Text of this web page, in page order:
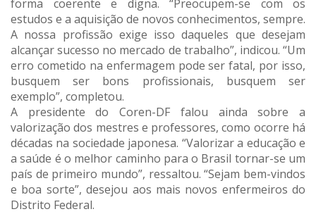
forma coerente e digna. “Preocupem-se com os
estudos e a aquisição de novos conhecimentos, sempre.
A nossa profissão exige isso daqueles que desejam
alcançar sucesso no mercado de trabalho”, indicou. “Um
erro cometido na enfermagem pode ser fatal, por isso,
busquem ser bons profissionais, busquem ser
exemplo”, completou.
A presidente do Coren-DF falou ainda sobre a
valorização dos mestres e professores, como ocorre há
décadas na sociedade japonesa. “Valorizar a educação e
a saúde é o melhor caminho para o Brasil tornar-se um
país de primeiro mundo”, ressaltou. “Sejam bem-vindos
e boa sorte”, desejou aos mais novos enfermeiros do
Distrito Federal.